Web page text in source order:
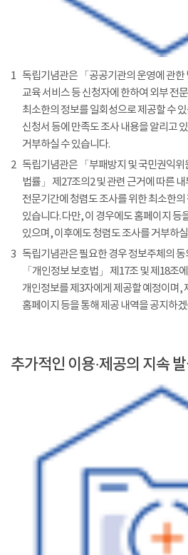
1 독립기념관은 「공공기관의 운영에 관한
교육 서비스 등 신청자에 한하여 외부 전
최소한의 정보를 일회성으로 제공할 수
신청서 등에 만족도 조사 내용을 알리고
거부하실 수 있습니다.
2 독립기념관은 「부패방지 및 국민권익위
법률」 제27조의2 및 관련 근거에 따른
전문기간에 청렴도 조사를 위한 최소한
있습니다. 다만, 이 경우에도 홈페이지 등
있으며, 이후에도 청렴도 조사를 거부하
3 독립기념관은 필요한 경우 정보주체의
「개인정보 보호법」 제17조 및 제18조
개인정보를 제3자에게 제공할 예정이며,
홈페이지 등을 통해 제공 내역을 공지하
추가적인 이용·제공의 지속